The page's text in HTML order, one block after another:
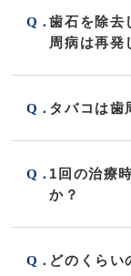
歯石を除去
周病は再発
タバコは歯
1回の治療
か？
どのくらい